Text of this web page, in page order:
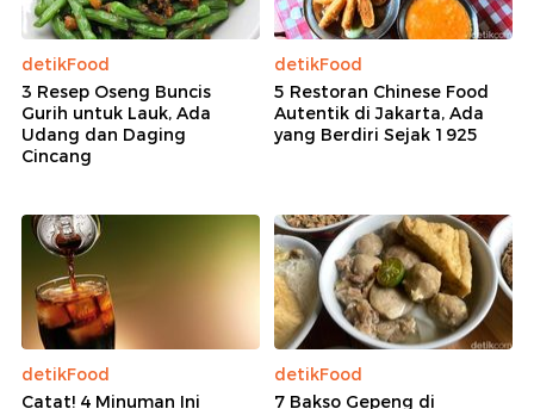
detikFood
3 Resep Oseng Buncis
Gurih untuk Lauk, Ada
Udang dan Daging
Cincang
detikFood
5 Restoran Chinese Food
Autentik di Jakarta, Ada
yang Berdiri Sejak 1925
detikFood
Catat! 4 Minuman Ini
detikFood
7 Bakso Gepeng di